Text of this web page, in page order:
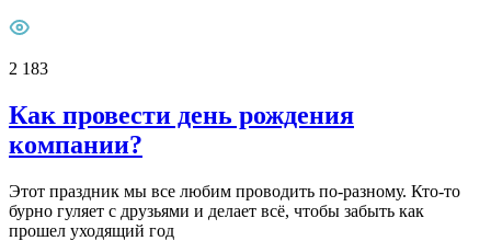
2 183
Как провести день рождения
компании?
Этот праздник мы все любим проводить по-разному. Кто-то
бурно гуляет с друзьями и делает всё, чтобы забыть как
прошел уходящий год